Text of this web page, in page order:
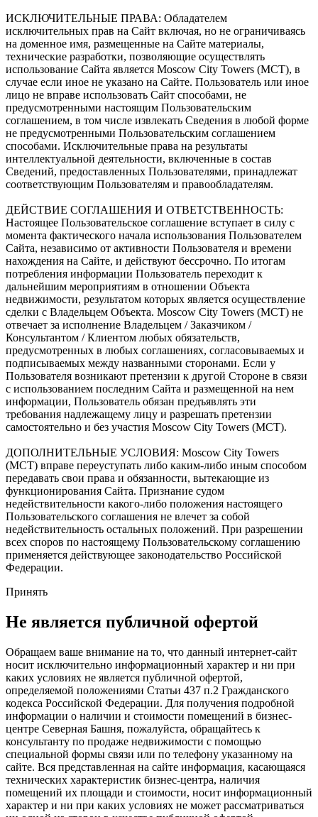
ИСКЛЮЧИТЕЛЬНЫЕ ПРАВА: Обладателем
исключительных прав на Сайт включая, но не ограничиваясь
на доменное имя, размещенные на Сайте материалы,
технические разработки, позволяющие осуществлять
использование Сайта является Moscow City Towers (МСТ), в
случае если иное не указано на Сайте. Пользователь или иное
лицо не вправе использовать Сайт способами, не
предусмотренными настоящим Пользовательским
соглашением, в том числе извлекать Сведения в любой форме
не предусмотренными Пользовательским соглашением
способами. Исключительные права на результаты
интеллектуальной деятельности, включенные в состав
Сведений, предоставленных Пользователями, принадлежат
соответствующим Пользователям и правообладателям.
ДЕЙСТВИЕ СОГЛАШЕНИЯ И ОТВЕТСТВЕННОСТЬ:
Настоящее Пользовательское соглашение вступает в силу с
момента фактического начала использования Пользователем
Сайта, независимо от активности Пользователя и времени
нахождения на Сайте, и действуют бессрочно. По итогам
потребления информации Пользователь переходит к
дальнейшим мероприятиям в отношении Объекта
недвижимости, результатом которых является осуществление
сделки с Владельцем Объекта. Moscow City Towers (МСТ) не
отвечает за исполнение Владельцем / Заказчиком /
Консультантом / Клиентом любых обязательств,
предусмотренных в любых соглашениях, согласовываемых и
подписываемых между названными сторонами. Если у
Пользователя возникают претензии к другой Стороне в связи
с использованием последним Сайта и размещенной на нем
информации, Пользователь обязан предъявлять эти
требования надлежащему лицу и разрешать претензии
самостоятельно и без участия Moscow City Towers (МСТ).
ДОПОЛНИТЕЛЬНЫЕ УСЛОВИЯ: Moscow City Towers
(МСТ) вправе переуступать либо каким-либо иным способом
передавать свои права и обязанности, вытекающие из
функционирования Сайта. Признание судом
недействительности какого-либо положения настоящего
Пользовательского соглашения не влечет за собой
недействительность остальных положений. При разрешении
всех споров по настоящему Пользовательскому соглашению
применяется действующее законодательство Российской
Федерации.
Принять
Не является публичной офертой
Обращаем ваше внимание на то, что данный интернет-сайт
носит исключительно информационный характер и ни при
каких условиях не является публичной офертой,
определяемой положениями Статьи 437 п.2 Гражданского
кодекса Российской Федерации. Для получения подробной
информации о наличии и стоимости помещений в бизнес-
центре Северная Башня, пожалуйста, обращайтесь к
консультанту по продаже недвижимости с помощью
специальной формы связи или по телефону указанному на
сайте. Вся представленная на сайте информация, касающаяся
технических характеристик бизнес-центра, наличия
помещений их площади и стоимости, носит информационный
характер и ни при каких условиях не может рассматриваться